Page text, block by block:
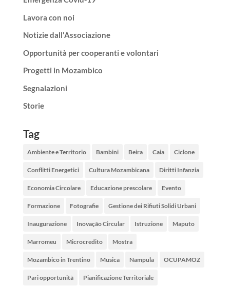
Lavora con noi
Notizie dall'Associazione
Opportunità per cooperanti e volontari
Progetti in Mozambico
Segnalazioni
Storie
Tag
Ambiente e Territorio Bambini Beira Caia Ciclone
Conflitti Energetici Cultura Mozambicana Diritti Infanzia
Economia Circolare Educazione prescolare Evento
Formazione Fotografie Gestione dei Rifiuti Solidi Urbani
Inaugurazione Inovação Circular Istruzione Maputo
Marromeu Microcredito Mostra
Mozambico in Trentino Musica Nampula OCUPAMOZ
Pari opportunità Pianificazione Territoriale